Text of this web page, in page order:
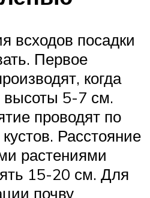
всходов посадки
Первое
когда
высоты 5-7 см.
проводят по
Расстояние
растениями
15-20 см. Для
почву